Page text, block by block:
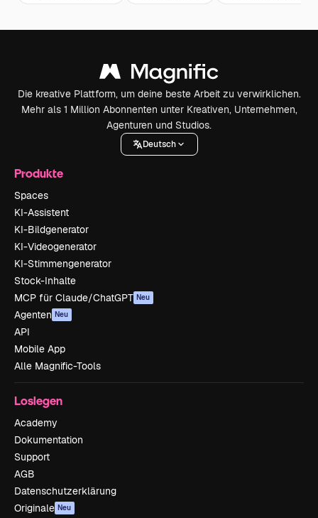
Die kreative Plattform, um deine beste Arbeit zu verwirklichen.
Mehr als 1 Million Abonnenten unter Kreativen, Unternehmen,
Agenturen und Studios.
Deutsch
Produkte
Spaces
KI-Assistent
KI-Bildgenerator
KI-Videogenerator
KI-Stimmengenerator
Stock-Inhalte
MCP für Claude/ChatGPT Neu
Agenten Neu
API
Mobile App
Alle Magnific-Tools
Loslegen
Academy
Dokumentation
Support
AGB
Datenschutzerklärung
Originale Neu